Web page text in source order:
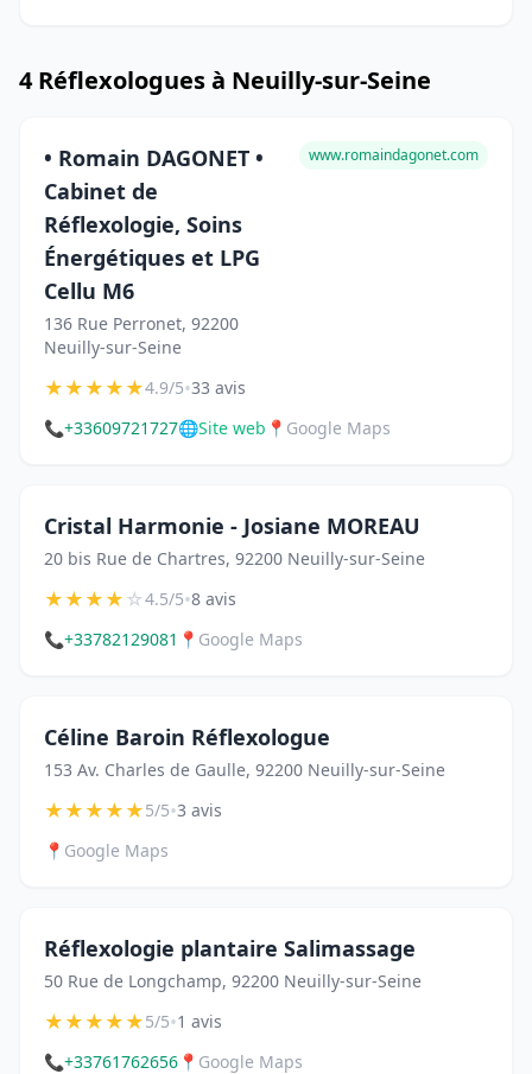
4 Réflexologues à Neuilly-sur-Seine
• Romain DAGONET •
Cabinet de
Réflexologie, Soins
Énergétiques et LPG
Cellu M6
136 Rue Perronet, 92200
Neuilly-sur-Seine
www.romaindagonet.com
★★★★★4.9/5•33 avis
📞+33609721727🌐Site web 📍 Google Maps
Cristal Harmonie - Josiane MOREAU
20 bis Rue de Chartres, 92200 Neuilly-sur-Seine
★★★★☆4.5/5•8 avis
📞+33782129081 📍 Google Maps
Céline Baroin Réflexologue
153 Av. Charles de Gaulle, 92200 Neuilly-sur-Seine
★★★★★5/5•3 avis
📍 Google Maps
Réflexologie plantaire Salimassage
50 Rue de Longchamp, 92200 Neuilly-sur-Seine
★★★★★5/5•1 avis
📞+33761762656 📍 Google Maps